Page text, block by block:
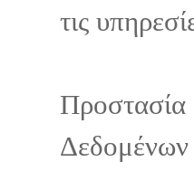
τις
Δεδομένων